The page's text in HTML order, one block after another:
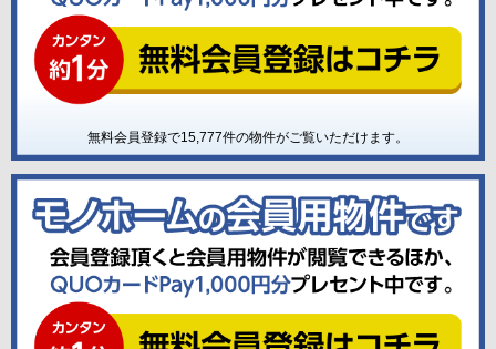
無料会員登録で15,777件の物件がご覧いただけます。